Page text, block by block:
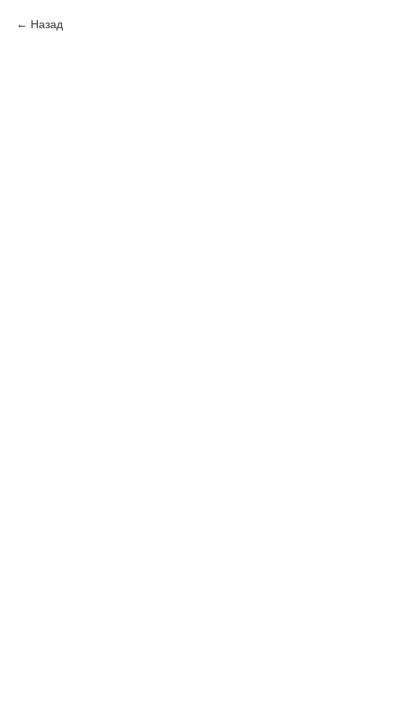
Назад